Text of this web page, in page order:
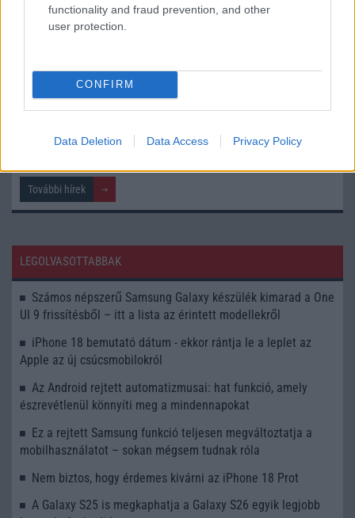
functionality and fraud prevention, and other
user protection.
CONFIRM
Data Deletion Data Access Privacy Policy
KAPCSOLÓDÓ HÍREK
nagyon sokat drágul
Evan Blass leleplezte: itt a Pixel 10 Pro Fold végleges
dizájnja
Google Pixel 10 Pro Fold: az első hajlítható mobil IP68
További hírek
LEGOLVASOTTABBAK
Számos népszerű Samsung Galaxy készülék kimarad a One
UI 9 frissítésből – itt a lista az érintett modellekről
iPhone 18 bemutató dátum - ekkor rántja le a leplet az
Apple az új csúcsmobilokról
Az Android rejtett automatizmusai: hat funkció, amely
észrevétlenül könnyíti meg a mindennapokat
Ez a rejtett Samsung funkció teljesen megváltoztatja a
mobilhasználatot – sokan mégsem tudnak róla
Nem biztos, hogy érdemes kivárni az iPhone 18 Prot
A Galaxy S25 is megkaphatja a Galaxy S26 egyik legjobb